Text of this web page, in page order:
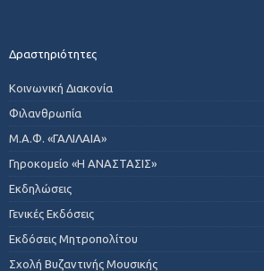
Δραστηριότητες
Κοινωνική Διακονία
Φιλανθρωπία
Μ.Α.Φ. «ΓΑΛΙΛΑΙΑ»
Γηροκομείο «Η ΑΝΑΣΤΑΣΙΣ»
Εκδηλώσεις
Γενικές Εκδόσεις
Εκδόσεις Μητροπολίτου
Σχολή Βυζαντινής Μουσικής